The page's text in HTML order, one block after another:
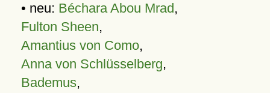
• neu: Béchara Abou Mrad,
Fulton Sheen,
Amantius von Como,
Anna von Schlüsselberg,
Bademus,